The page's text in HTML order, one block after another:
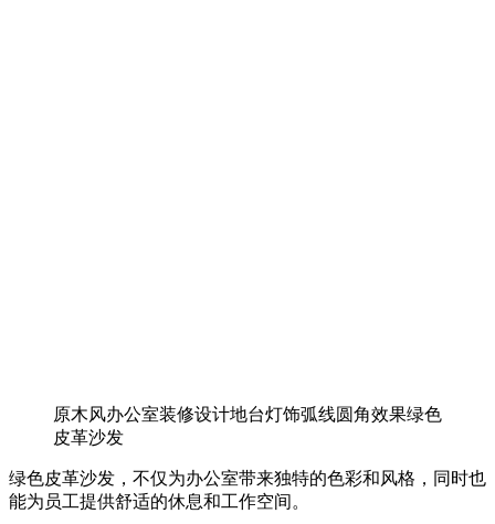
原木风办公室装修设计地台灯饰弧线圆角效果绿色
皮革沙发
绿色皮革沙发，不仅为办公室带来独特的色彩和风格，同时也
能为员工提供舒适的休息和工作空间。